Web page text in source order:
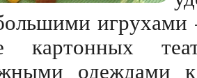
игрухами
картонных
одеждами